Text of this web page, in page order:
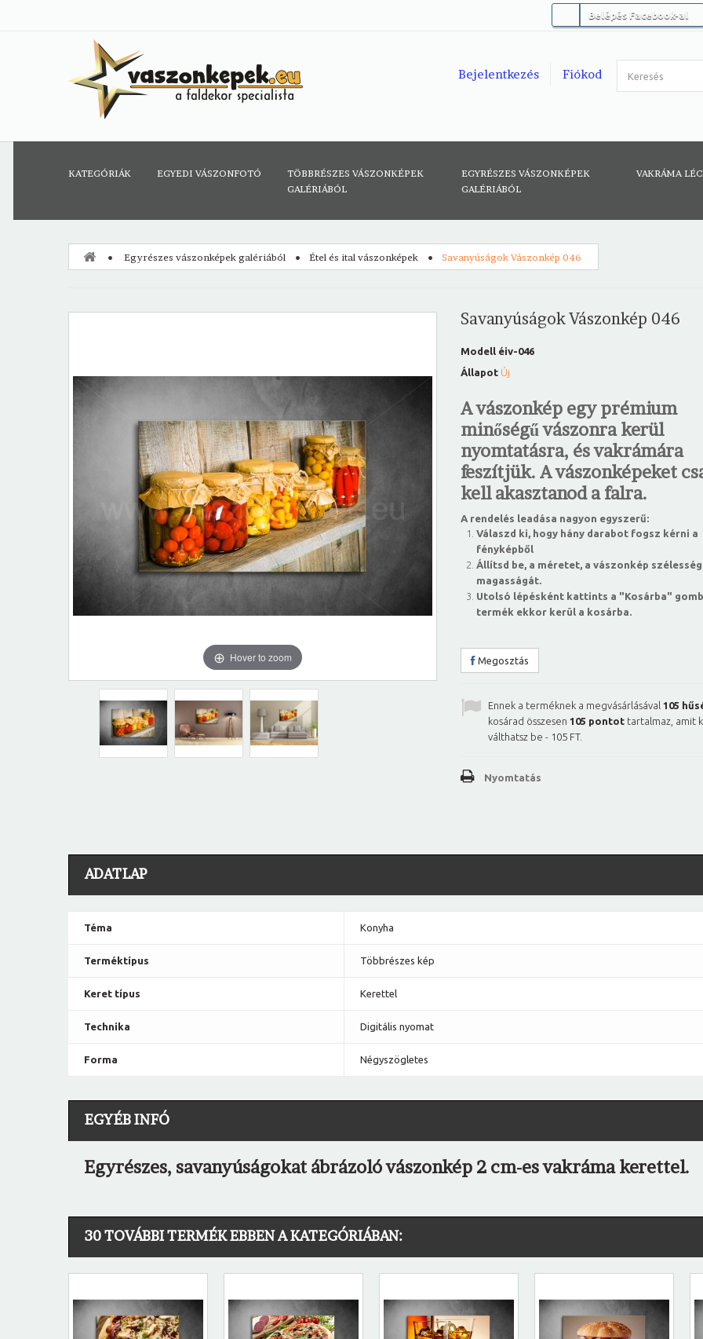
Belépés Facebook-al
Fiókod
Bejelentkezés
KATEGÓRIÁK EGYEDI VÁSZONFOTÓ
TÖBBRÉSZES VÁSZONKÉPEK
GALÉRIÁBÓL
EGYRÉSZES VÁSZONKÉPEK
GALÉRIÁBÓL
VAKRÁMA
Egyrészes vászonképek galériából Étel és ital vászonképek Savanyúságok Vászonkép 046
Hover to zoom
Savanyúságok Vászonkép 046
Modell éiv-046
Állapot Új
A vászonkép egy prémium
minőségű vászonra kerül
nyomtatásra, és vakrámára
feszítjük. A vászonképeket
kell akasztanod a falra.
A rendelés leadása nagyon egyszerű:
Válaszd ki, hogy hány darabot fogsz kérni a
fényképből
Állítsd be, a méretet, a vászonkép
magasságát.
Utolsó lépésként kattints a "Kosárba"
termék ekkor kerül a kosárba.
Megosztás
Ennek a terméknek a megvásárlásával 105
kosárad összesen 105 pontot tartalmaz, amit
válthatsz be - 105 FT.
Nyomtatás
ADATLAP
Téma Konyha
Terméktípus Többrészes kép
Keret típus Kerettel
Technika Digitális nyomat
Forma Négyszögletes
EGYÉB INFÓ
Egyrészes, savanyúságokat ábrázoló vászonkép 2 cm-es vakráma kerettel.
30 TOVÁBBI TERMÉK EBBEN A KATEGÓRIÁBAN: